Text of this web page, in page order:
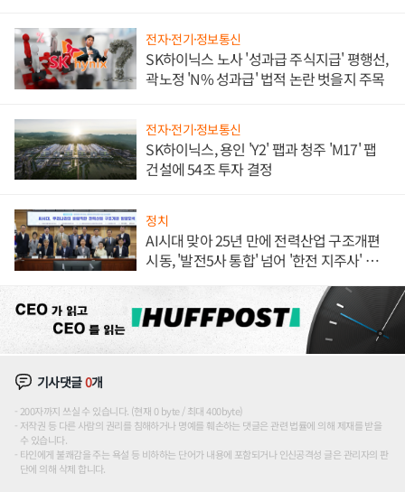
전자·전기·정보통신
SK하이닉스 노사 '성과급 주식지급' 평행선,
곽노정 'N% 성과급' 법적 논란 벗을지 주목
전자·전기·정보통신
SK하이닉스, 용인 'Y2' 팹과 청주 'M17' 팹
건설에 54조 투자 결정
정치
AI시대 맞아 25년 만에 전력산업 구조개편
시동, '발전5사 통합' 넘어 '한전 지주사' 재편
기사댓글0개
200자까지 쓰실 수 있습니다. (현재 0 byte / 최대 400byte)
저작권 등 다른 사람의 권리를 침해하거나 명예를 훼손하는 댓글은 관련 법률에 의해 제재를 받을
수 있습니다.
타인에게 불쾌감을 주는 욕설 등 비하하는 단어가 내용에 포함되거나 인신공격성 글은 관리자의 판
단에 의해 삭제 합니다.